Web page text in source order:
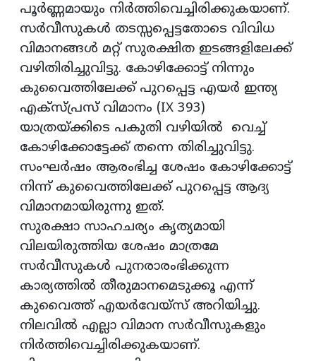
പൂര്‍ണ്ണമായും നിര്‍ത്തിവെച്ചിരിക്കുകയാണ്.
സര്‍വീസുകള്‍ തടസ്സപ്പെട്ടതോടെ വിവിധ
വിമാനങ്ങള്‍ മറ്റ് സുരക്ഷിത ഇടങ്ങളിലേക്ക്
വഴിതിരിച്ചുവിട്ടു. കോഴിക്കോട്ട് നിന്നും
കുവൈത്തിലേക്ക് പുറപ്പെട്ട എയര്‍ ഇന്ത്യ
എക്‌സ്പ്രസ് വിമാനം (IX 393)
യാത്രയ്ക്കിടെ പകുതി വഴിയില്‍ വെച്ച്
കോഴിക്കോട്ടേക്ക് തന്നെ തിരിച്ചുവിട്ടു.
സംഘര്‍ഷം ആരംഭിച്ച ശേഷം കോഴിക്കോട്ട്
നിന്ന് കുവൈത്തിലേക്ക് പുറപ്പെട്ട ആദ്യ
വിമാനമായിരുന്നു ഇത്.
സുരക്ഷാ സാഹചര്യം കൃത്യമായി
വിലയിരുത്തിയ ശേഷം മാത്രമേ
സര്‍വീസുകള്‍ പുനരാരംഭിക്കുന്ന
കാര്യത്തില്‍ തീരുമാനമെടുക്കൂ എന്ന്
കുവൈത്ത് എയര്‍വേയ്സ് അറിയിച്ചു.
നിലവില്‍ എല്ലാ വിമാന സര്‍വീസുകളും
നിര്‍ത്തിവെച്ചിരിക്കുകയാണ്.